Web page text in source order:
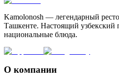
Kamolonosh — легендарный
Ташкенте. Настоящий
национальные блюда.
О компании